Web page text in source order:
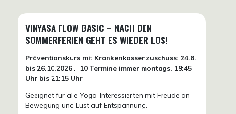
VINYASA FLOW BASIC – NACH DEN
SOMMERFERIEN GEHT ES WIEDER LOS!
Präventionskurs mit Krankenkassenzuschuss:24.8.
bis 26.10.2026 ,
10 Termine immer montags, 19:45
Uhr bis 21:15 Uhr
Geeignet für alle Yoga-Interessierten mit Freude an
Bewegung und Lust auf Entspannung.